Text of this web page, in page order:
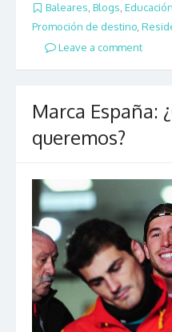
Baleares, Blogs, Educación
Promoción de destino
Leave a comment
Marca España:
queremos?